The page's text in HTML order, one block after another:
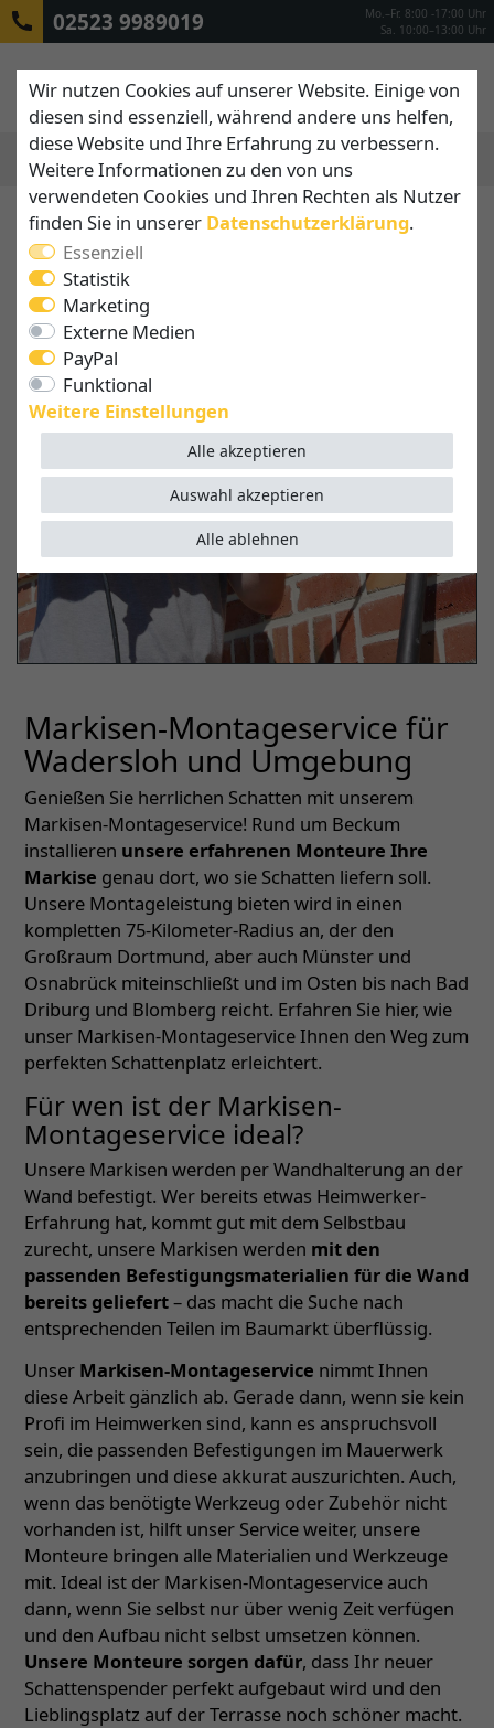
02523 9989019
Mo.–Fr. 8:00 -17:00 Uhr
Sa. 10:00–13:00 Uhr
Markisen-Montageservice für
Wadersloh und Umgebung
Genießen Sie herrlichen Schatten mit unserem
Markisen-Montageservice! Rund um Beckum
installieren unsere erfahrenen Monteure Ihre
Markise genau dort, wo sie Schatten liefern soll.
Unsere Montageleistung bieten wird in einen
kompletten 75-Kilometer-Radius an, der den
Großraum Dortmund, aber auch Münster und
Osnabrück miteinschließt und im Osten bis nach Bad
Driburg und Blomberg reicht. Erfahren Sie hier, wie
unser Markisen-Montageservice Ihnen den Weg zum
perfekten Schattenplatz erleichtert.
Für wen ist der Markisen-
Montageservice ideal?
Unsere Markisen werden per Wandhalterung an der
Wand befestigt. Wer bereits etwas Heimwerker-
Erfahrung hat, kommt gut mit dem Selbstbau
zurecht, unsere Markisen werden mit den
passenden Befestigungsmaterialien für die Wand
bereits geliefert­­– das macht die Suche nach
entsprechenden Teilen im Baumarkt überflüssig.
Unser Markisen-Montageservice nimmt Ihnen
diese Arbeit gänzlich ab. Gerade dann, wenn sie kein
Profi im Heimwerken sind, kann es anspruchsvoll
sein, die passenden Befestigungen im Mauerwerk
anzubringen und diese akkurat auszurichten. Auch,
wenn das benötigte Werkzeug oder Zubehör nicht
vorhanden ist, hilft unser Service weiter, unsere
Monteure bringen alle Materialien und Werkzeuge
mit. Ideal ist der Markisen-Montageservice auch
dann, wenn Sie selbst nur über wenig Zeit verfügen
und den Aufbau nicht selbst umsetzen können.
Unsere Monteure sorgen dafür, dass Ihr neuer
Schattenspender perfekt aufgebaut wird und den
Lieblingsplatz auf der Terrasse noch schöner macht.
Wir nutzen Cookies auf unserer Website. Einige von
diesen sind essenziell, während andere uns helfen,
diese Website und Ihre Erfahrung zu verbessern.
Weitere Informationen zu den von uns
verwendeten Cookies und Ihren Rechten als Nutzer
finden Sie in unserer Daten­schutz­erklärung.
Essenziell
Statistik
Marketing
Externe Medien
PayPal
Funktional
Weitere Einstellungen
Alle akzeptieren
Alle ablehnen
Auswahl akzeptieren